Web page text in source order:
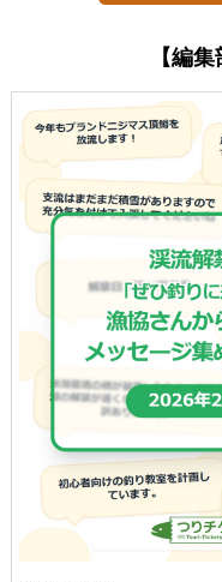
【編